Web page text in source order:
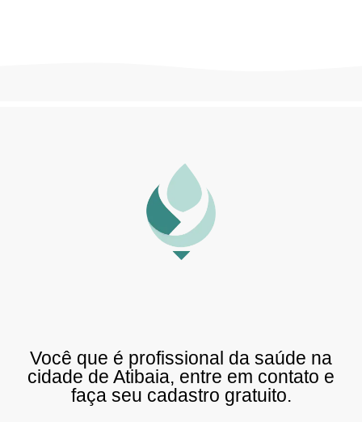
Você que é profissional da saúde na
cidade de Atibaia, entre em contato e
faça seu cadastro gratuito.